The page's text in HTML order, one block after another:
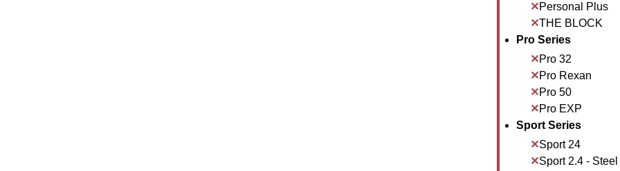
Personal Plus
THE BLOCK
Pro Series
Pro 32
Pro Rexan
Pro 50
Pro EXP
Sport Series
Sport 24
Sport 2.4 - Steel